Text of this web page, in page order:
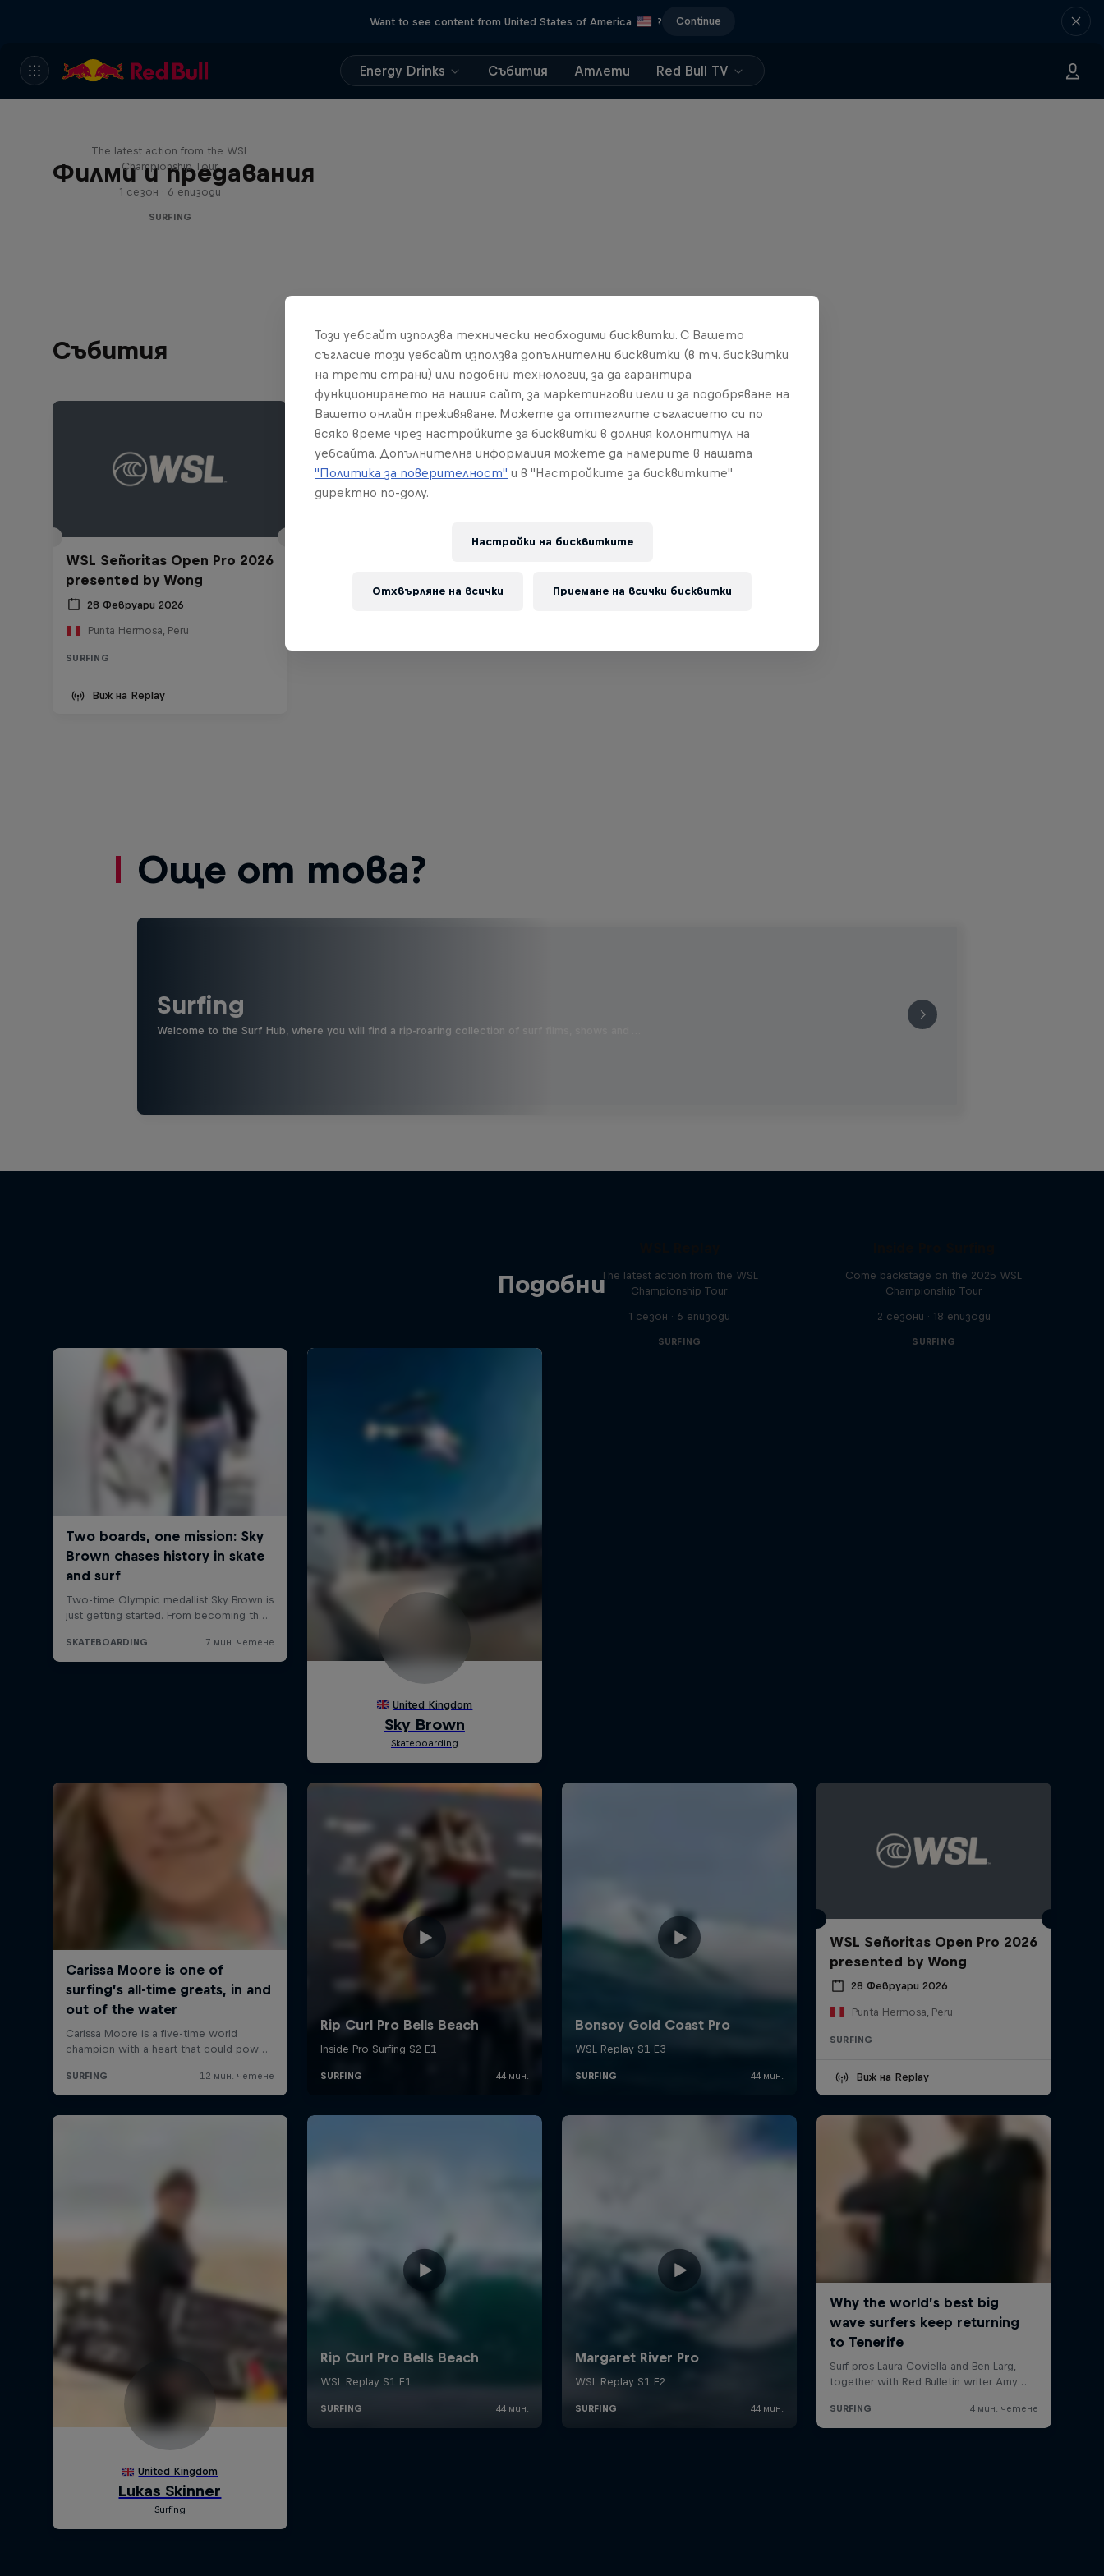
Want to see content from United States of America ? Continue
Energy Drinks Събития Атлети Red Bull TV
Филми и предавания
The latest action from the WSL
Championship Tour
1 сезон · 6 епизоди
SURFING
Събития
WSL Señoritas Open Pro 2026
presented by Wong
28 Февруари 2026
Punta Hermosa, Peru
SURFING
Виж на Replay
Още от това?
Surfing
Welcome to the Surf Hub, where you will find a rip-roaring collection of surf films, shows and …
ПодобниThe latest action from the WSL
Championship Tour
1 сезон · 6 епизоди
SURFING
Come backstage on the 2025 WSL
Championship Tour
2 сезони · 18 епизоди
SURFING
WSL Señoritas Open Pro 2026
presented by Wong
28 Февруари 2026
Punta Hermosa, Peru
SURFING
Виж на Replay
Този уебсайт използва технически необходими бисквитки. С Вашето
съгласие този уебсайт използва допълнителни бисквитки (в т.ч. бисквитки
на трети страни) или подобни технологии, за да гарантира
функционирането на нашия сайт, за маркетингови цели и за подобряване на
Вашето онлайн преживяване. Можете да оттеглите съгласието си по
всяко време чрез настройките за бисквитки в долния колонтитул на
уебсайта. Допълнителна информация можете да намерите в нашата
"Политика за поверителност" и в "Настройките за бисквитките"
директно по-долу.
Настройки на бисквитките
Отхвърляне на всички Приемане на всички бисквитки